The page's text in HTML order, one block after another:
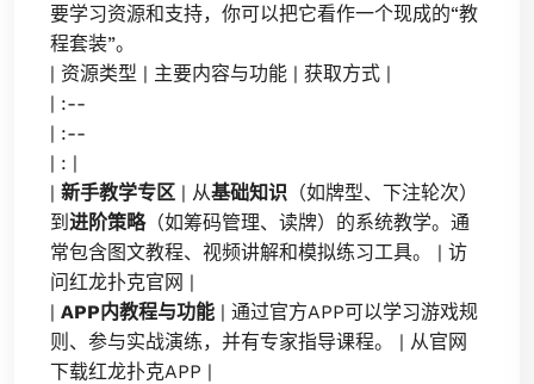
要学习资源和支持，你可以把它看作一个现成的“教
程套装”。
| 资源类型 | 主要内容与功能 | 获取方式 |
| :--
| :--
| : |
| 新手教学专区 | 从基础知识 （如牌型、下注轮次）
到 进阶策略（如筹码管理、读牌）的系统教学。通
常包含图文教程、视频讲解和模拟练习工具。 | 访
问红龙扑克官网 |
| APP内教程与功能 | 通过官方APP可以学习游戏规
则、参与实战演练，并有专家指导课程。 | 从官网
下载红龙扑克APP |